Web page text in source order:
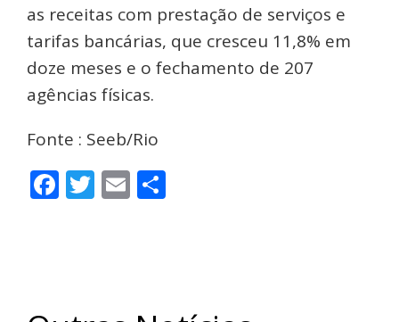
as receitas com prestação de serviços e
tarifas bancárias, que cresceu 11,8% em
doze meses e o fechamento de 207
agências físicas.
Fonte : Seeb/Rio
Facebook
Twitter
Email